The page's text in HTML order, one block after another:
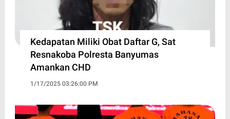
Kedapatan Miliki Obat Daftar G, Sat
Resnakoba Polresta Banyumas
Amankan CHD
1/17/2025 03:26:00 PM